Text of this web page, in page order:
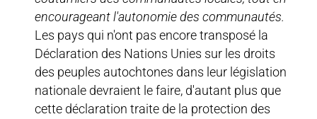
encourageant l'autonomie des communautés.
Les pays qui n'ont pas encore transposé la
Déclaration des Nations Unies sur les droits
des peuples autochtones dans leur législation
nationale devraient le faire, d'autant plus que
cette déclaration traite de la protection des